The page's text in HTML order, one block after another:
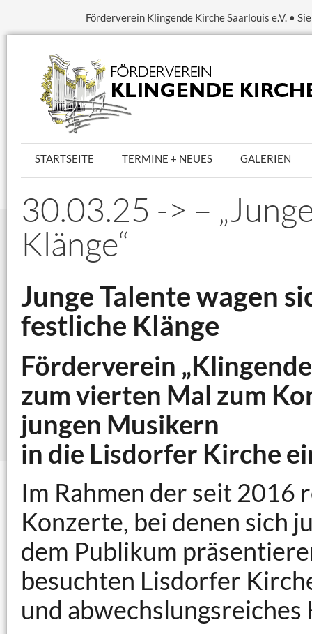
Förderverein Klingende Kirche Saarlouis e.V. •
STARTSEITE TERMINE + NEUES GALERIEN
30.03.25 -> –
Klänge“
Junge Talente wagen
festliche Klänge
Förderverein
zum vierten Mal zum
jungen Musikern
in die Lisdorfer Kirche
Im Rahmen der seit 2016
Konzerte, bei denen sich
dem Publikum
besuchten Lisdorfer
und